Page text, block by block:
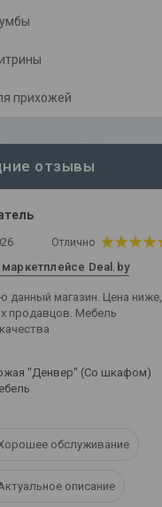
прихожей
Отлично
Deal.by
данный магазин. Цена ниже,
продавцов. Мебель
"Денвер" (Со шкафом)
обслуживание
описание